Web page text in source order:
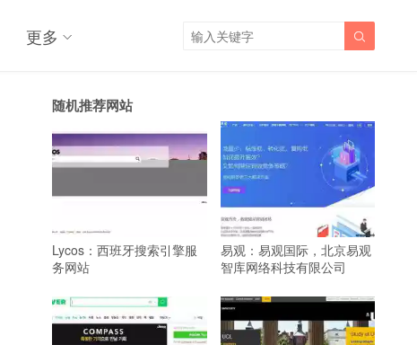
更多 
随机推荐网站
Lycos：西班牙搜索引擎服
务网站
易观：易观国际，北京易观
智库网络科技有限公司